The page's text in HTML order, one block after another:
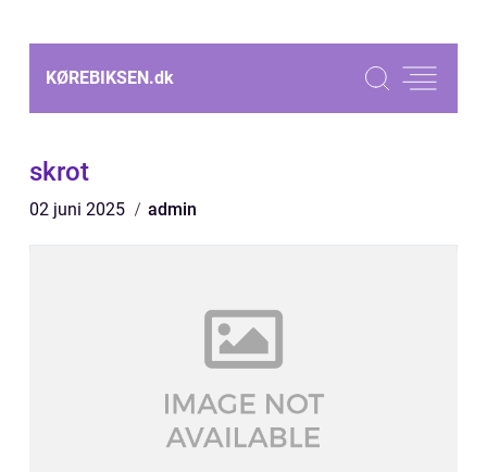
KØREBIKSEN.dk
skrot
02 juni 2025 admin